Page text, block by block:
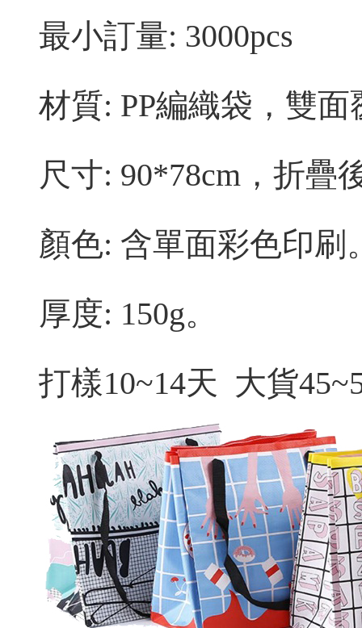
最小訂量: 3000pcs
材質: PP編織袋，雙面
尺寸: 90*78cm，折疊
顏色: 含單面彩色印刷
厚度: 150g。
打樣10~14天 大貨